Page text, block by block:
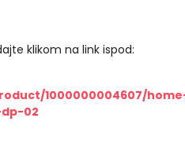
klikom na link ispod:
1000000004607/
02